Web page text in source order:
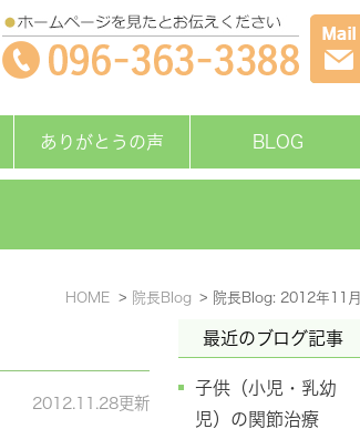
ありがとうの声 BLOG
HOME 院長Blog 院長Blog: 2012年11月
2012.11.28更新
最近のブログ記事
子供（小児・乳幼
児）の関節治療